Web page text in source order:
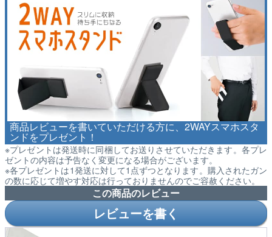
商品レビューを書いていただける方に、2WAYスマホスタ
ンドをプレゼント！
※プレゼントは発送時に同梱してお送りさせていただきます。各プレ
ゼントの内容は予告なく変更になる場合がございます。
※各プレゼントは1発送に対して1点ずつとなります。購入されたガン
の数に応じて増やす対応は行っておりませんのでご容赦ください。
この商品のレビュー
レビューを書く